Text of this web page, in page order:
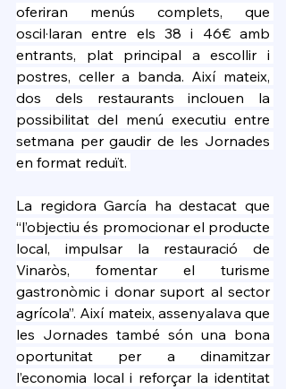
oferiran menús complets, que
oscil·laran entre els 38 i 46€ amb
entrants, plat principal a escollir i
postres, celler a banda. Així mateix,
dos dels restaurants inclouen la
possibilitat del menú executiu entre
setmana per gaudir de les Jornades
en format reduït.
La regidora García ha destacat que
“l’objectiu és promocionar el producte
local, impulsar la restauració de
Vinaròs, fomentar el turisme
gastronòmic i donar suport al sector
agrícola”. Així mateix, assenyalava que
les Jornades també són una bona
oportunitat per a dinamitzar
l’economia local i reforçar la identitat